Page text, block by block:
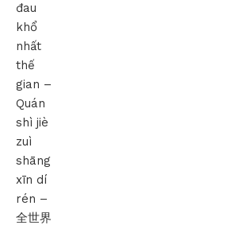
đau
khổ
nhất
thế
gian –
Quán
shì jiè
zuì
shāng
xīn dí
rén –
全世界